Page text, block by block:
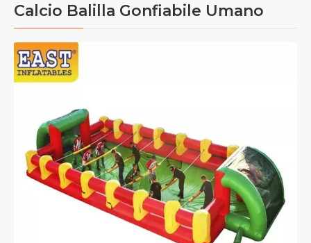
Calcio Balilla Gonfiabile Umano